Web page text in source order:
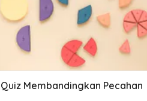
Quiz Membandingkan Pecahan